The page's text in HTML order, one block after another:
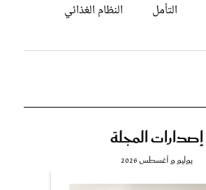
التأمل النظام الغذائي
إصدارات المجلة
يوليو و أغسطس 2026